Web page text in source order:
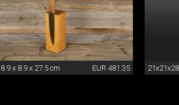
8.9 x 8.9 x 27.5 cm EUR 481.35